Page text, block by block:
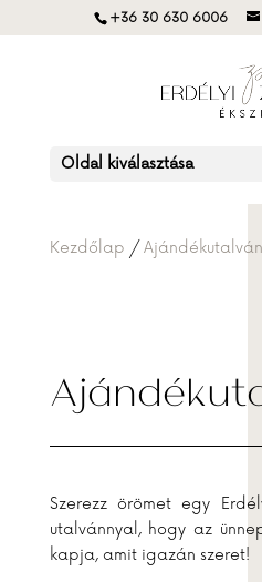
+36 30 630 6006
Oldal kiválasztása
Kezdőlap /
Szerezz örömet egy
utalvánnyal, hogy az
kapja, amit igazán szeret!